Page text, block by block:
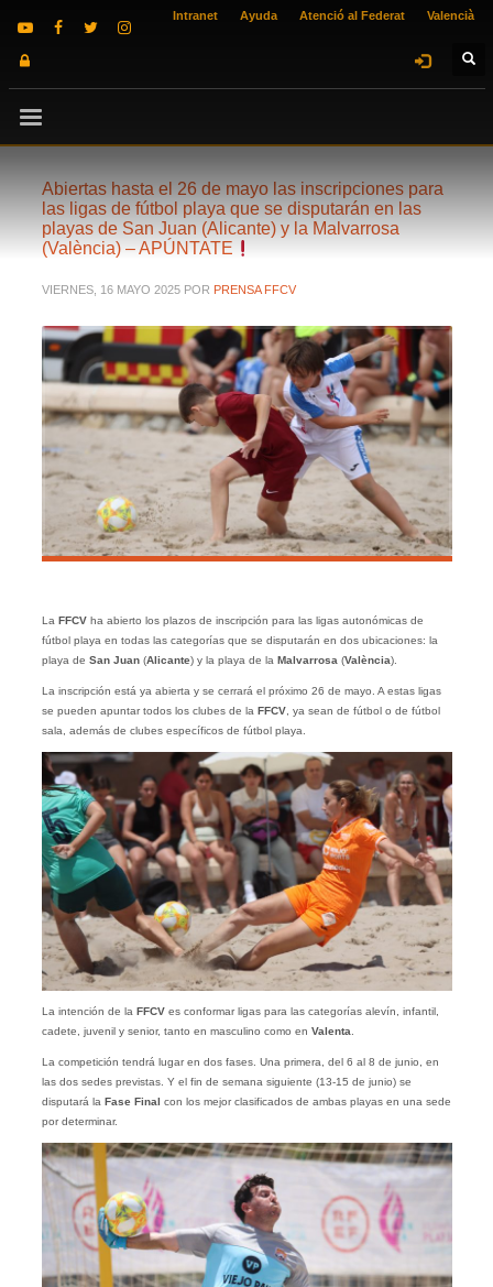
Intranet Ayuda Atenció al Federat Valencià
Abiertas hasta el 26 de mayo las inscripciones para
las ligas de fútbol playa que se disputarán en las
playas de San Juan (Alicante) y la Malvarrosa
(València) – APÚNTATE
VIERNES, 16 MAYO 2025 POR PRENSA FFCV
La FFCVha abierto los plazos de inscripción para las ligas autonómicas de
fútbol playa en todas las categorías que se disputarán en dos ubicaciones: la
playa de San Juan (Alicante) y la playa de la Malvarrosa(València).
La inscripción está ya abierta y se cerrará el próximo 26 de mayo. A estas ligas
se pueden apuntar todos los clubes de la FFCV, ya sean de fútbol o de fútbol
sala, además de clubes específicos de fútbol playa.
La intención de la FFCVes conformar ligas para las categorías alevín, infantil,
cadete, juvenil y senior, tanto en masculino como en Valenta
La competición tendrá lugar en dos fases. Una primera, del 6 al 8 de junio, en
las dos sedes previstas. Y el fin de semana siguiente (13-15 de junio) se
disputará la Fase Final con los mejor clasificados de ambas playas en una sede
por determinar.